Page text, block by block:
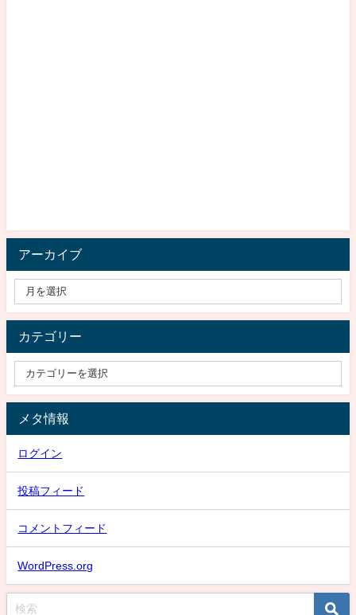
アーカイブ
カテゴリー
メタ情報
ログイン
投稿フィード
コメントフィード
WordPress.org